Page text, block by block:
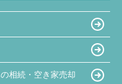
相続・空き家売却